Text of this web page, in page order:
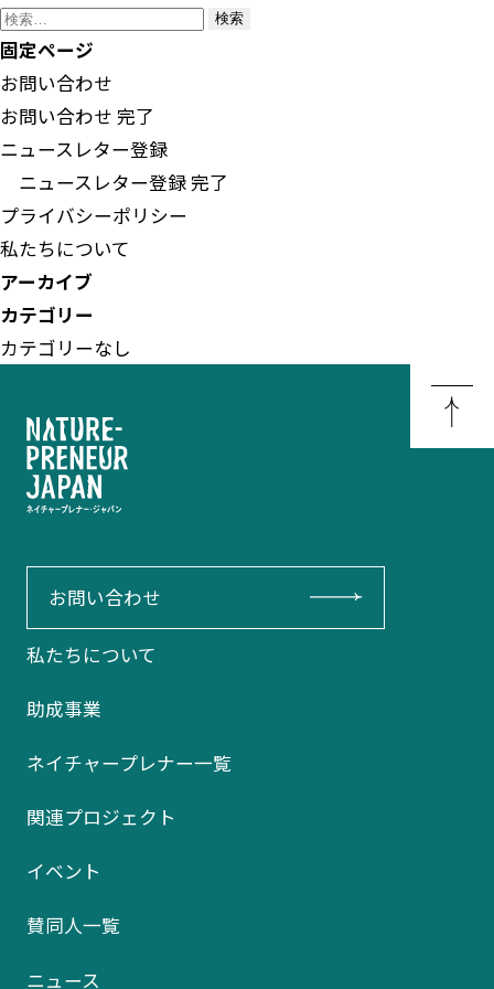
検
索:
固定ページ
お問い合わせ
お問い合わせ 完了
ニュースレター登録
ニュースレター登録 完了
プライバシーポリシー
私たちについて
アーカイブ
カテゴリー
カテゴリーなし
お問い合わせ
私たちについて
助成事業
ネイチャープレナー一覧
関連プロジェクト
イベント
賛同人一覧
ニュース